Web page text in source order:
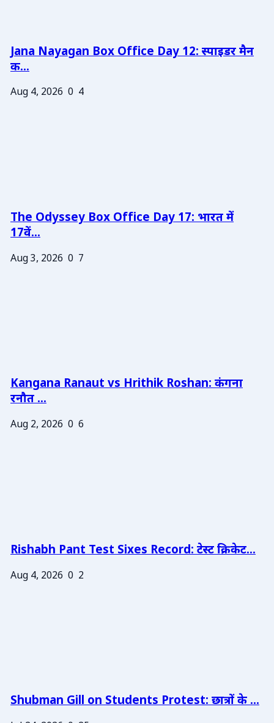
Jana Nayagan Box Office Day 12: स्पाइडर मैन
क...
Aug 4, 2026 0 4
The Odyssey Box Office Day 17: भारत में
17वें...
Aug 3, 2026 0 7
Kangana Ranaut vs Hrithik Roshan: कंगना
रनौत ...
Aug 2, 2026 0 6
Rishabh Pant Test Sixes Record: टेस्ट क्रिकेट...
Aug 4, 2026 0 2
Shubman Gill on Students Protest: छात्रों के ...